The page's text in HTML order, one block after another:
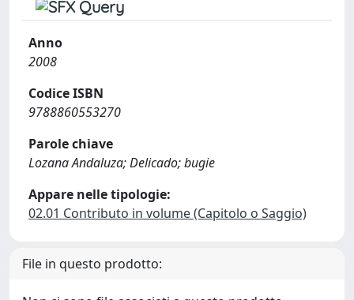
Anno
2008
Codice ISBN
9788860553270
Parole chiave
Lozana Andaluza; Delicado; bugie
Appare nelle tipologie:
02.01 Contributo in volume (Capitolo o Saggio)
File in questo prodotto: